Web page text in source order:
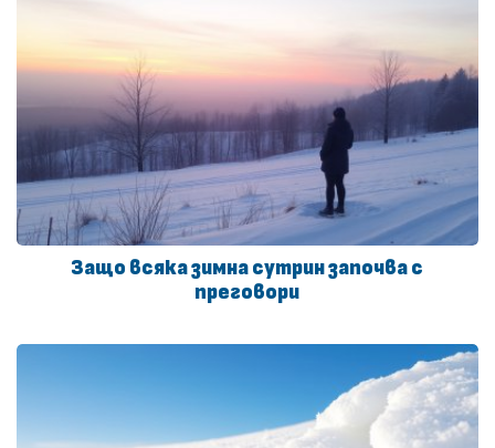
Защо всяка зимна сутрин започва с
преговори